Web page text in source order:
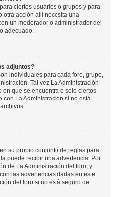
ciertos usuarios o grupos y para
otra acción allí necesita una
un moderador o administrador del
adecuado.
adjuntos?
individuales para cada foro, grupo,
Tal vez La Administración
en que se encuentra o solo ciertos
con La Administración si no está
su propio conjunto de reglas para
puede recibir una advertencia. Por
de La Administración del foro, y
las advertencias dadas en este
del foro si no está seguro de